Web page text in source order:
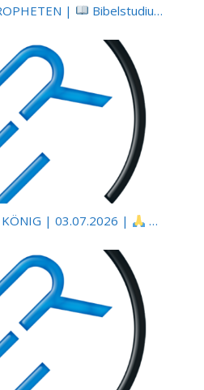
beginnt zu sprechen
| Bibelstudium | 04.07.2026 |
5.Unser tägliches Brot gib
KÖNIG | 03.07.2026 | Fürchtet Gott: Ehrfurcht statt Angst